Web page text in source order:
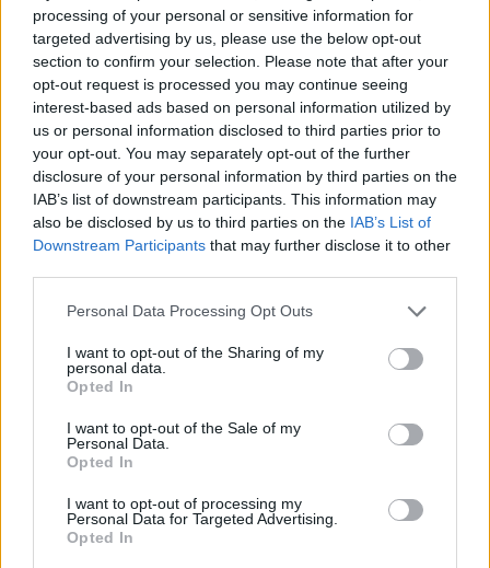
processing of your personal or sensitive information for
targeted advertising by us, please use the below opt-out
section to confirm your selection. Please note that after your
opt-out request is processed you may continue seeing
interest-based ads based on personal information utilized by
us or personal information disclosed to third parties prior to
your opt-out. You may separately opt-out of the further
disclosure of your personal information by third parties on the
IAB’s list of downstream participants. This information may
also be disclosed by us to third parties on the IAB’s List of
Downstream Participants that may further disclose it to other
Please note that this website/app uses one or more Google
not limited to your visit or usage behaviour. You may click to
grant or deny consent to Google and its third-party tags to
use your data for below specified purposes in below Google
consent section.
Personal Data Processing Opt Outs
I want to opt-out of the Sharing of my
personal data.
Opted In
I want to opt-out of the Sale of my
Personal Data.
Opted In
I want to opt-out of processing my
Personal Data for Targeted Advertising.
Opted In